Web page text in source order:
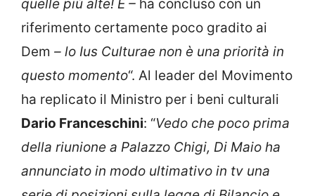
quelle più alte! E – ha concluso con un
riferimento certamente poco gradito ai
Dem – lo Ius Culturae non è una priorità in
questo momento“. Al leader del Movimento
ha replicato il Ministro per i beni culturali
Dario Franceschini: “Vedo che poco prima
della riunione a Palazzo Chigi, Di Maio ha
annunciato in modo ultimativo in tv una